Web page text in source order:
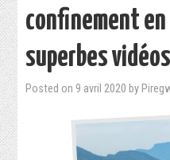
confinement
superbes vidéos
Posted on 9 avril 2020 by